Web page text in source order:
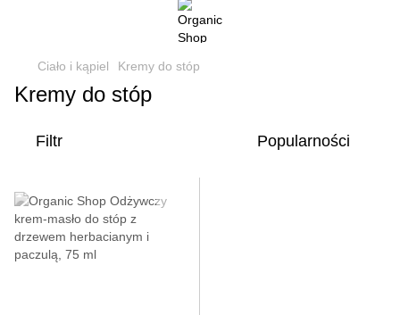
Ciało i kąpiel Kremy do stóp
Kremy do stóp
Filtr Popularności